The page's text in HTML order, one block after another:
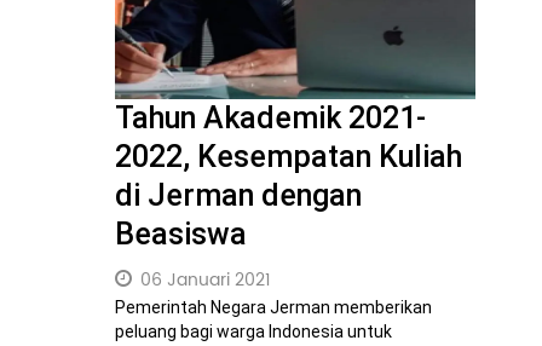
Tahun Akademik 2021-
2022, Kesempatan Kuliah
di Jerman dengan
Beasiswa
06 Januari 2021
Pemerintah Negara Jerman memberikan
peluang bagi warga Indonesia untuk